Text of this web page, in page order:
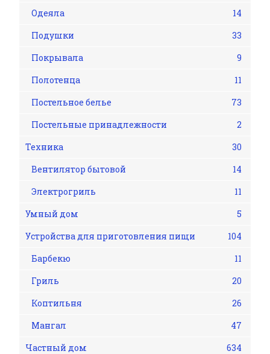
Одеяла
14
Подушки
33
Покрывала
9
Полотенца
11
Постельное белье
73
Постельные принадлежности
2
Техника
30
Вентилятор бытовой
14
Электрогриль
11
Умный дом
5
Устройства для приготовления пищи
104
Барбекю
11
Гриль
20
Коптильня
26
Мангал
47
Частный дом
634